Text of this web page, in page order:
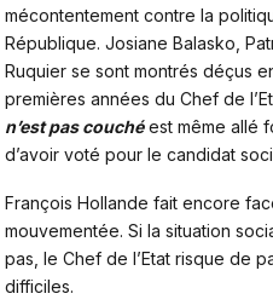
mécontentement contre la
République. Josiane Balasko,
Ruquier se sont montrés déçus
premières années du Chef de
n’est pas couchéest même allé
d’avoir voté pour le candidat
François Hollande fait encore
mouvementée. Si la situation
pas, le Chef de l’Etat risque de
difficiles.